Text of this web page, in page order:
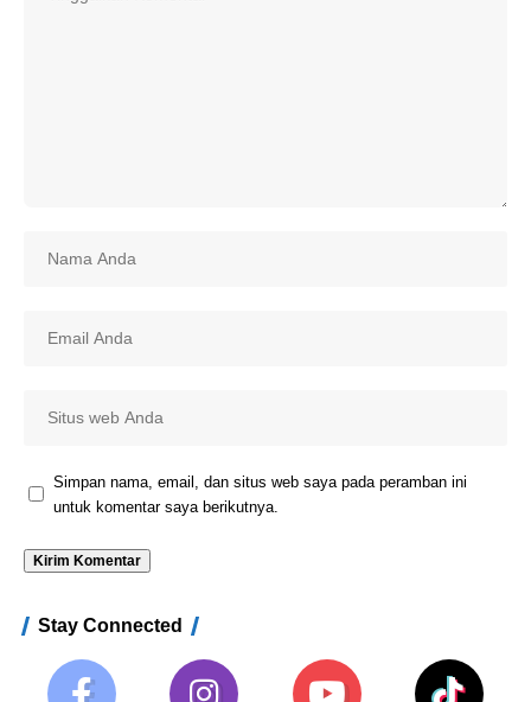
Simpan nama, email, dan situs web saya pada peramban ini
untuk komentar saya berikutnya.
Stay Connected